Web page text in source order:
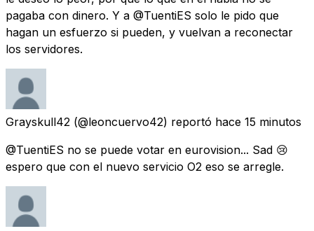
pagaba con dinero. Y a @TuentiES solo le pido que
hagan un esfuerzo si pueden, y vuelvan a reconectar
los servidores.
Grayskull42 (@leoncuervo42) reportó hace 15 minutos
@TuentiES no se puede votar en eurovision... Sad 😢
espero que con el nuevo servicio O2 eso se arregle.